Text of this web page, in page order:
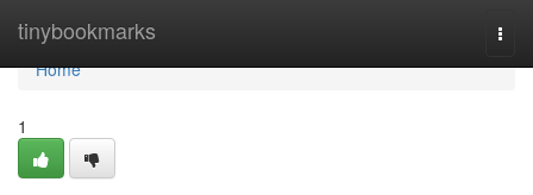
tinybookmarks
Home
Home
1